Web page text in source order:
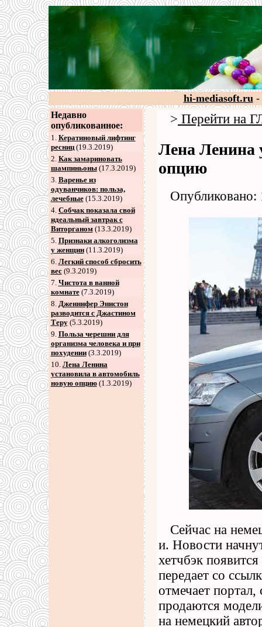
hi-mediasoft.ru-
Недавно
опубликованное:
1. Кератиновый лифтинг
ресниц(19.3.2019)
2. Как замариновать
шампиньоны(17.3.2019)
3. Варенье из
одуванчиков: польза,
лечебные(15.3.2019)
4. Собчак показала свой
идеальный завтрак с
Виторганом(13.3.2019)
5. Признаки алкоголизма
у женщин(11.3.2019)
6. Легкий способ сбросить
вес(9.3.2019)
7. Чистота в ванной
комнате(7.3.2019)
8. Дженнифер Энистон
разводится с Джастином
Теру(5.3.2019)
9. Польза черешни для
организма человека и при
похудении(3.3.2019)
10. Лена Ленина
установила в автомобиль
новую опцию(1.3.2019)
> Перейти на
Лена Ленина
опцию
Опубликовано:
Сейчас на
и. Новости
хетчбэк
передает со
отмечает
продаются
на немецкий